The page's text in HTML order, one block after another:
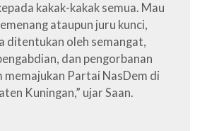
kakak-kakak semua. Mau
ataupun juru kunci,
ditentukan oleh semangat,
dan pengorbanan
memajukan Partai NasDem di
Kuningan,” ujar Saan.